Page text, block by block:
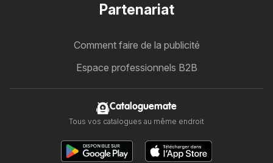
Partenariat
Comment faire de la publicité
Espace professionnels B2B
Cataloguemate
Tous vos catalogues au même endroit